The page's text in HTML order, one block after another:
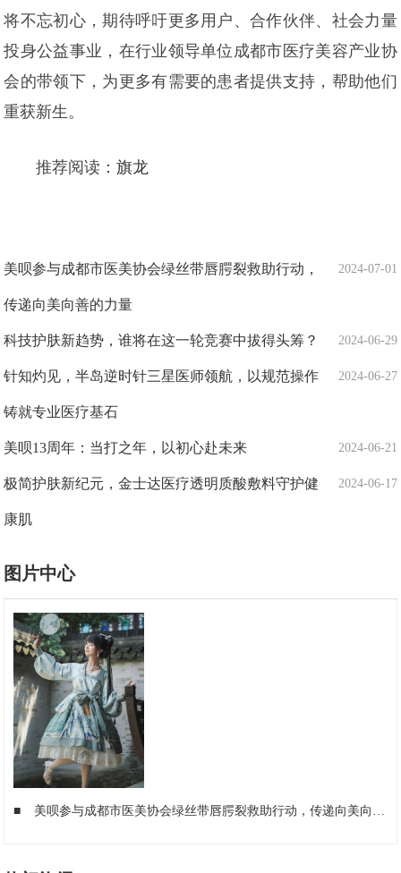
将不忘初心，期待呼吁更多用户、合作伙伴、社会力量
投身公益事业，在行业领导单位成都市医疗美容产业协
会的带领下，为更多有需要的患者提供支持，帮助他们
重获新生。
推荐阅读：旗龙
2024-07-01
美呗参与成都市医美协会绿丝带唇腭裂救助行动，
传递向美向善的力量
2024-06-29
科技护肤新趋势，谁将在这一轮竞赛中拔得头筹？
2024-06-27
针知灼见，半岛逆时针三星医师领航，以规范操作
铸就专业医疗基石
2024-06-21
美呗13周年：当打之年，以初心赴未来
2024-06-17
极简护肤新纪元，金士达医疗透明质酸敷料守护健
康肌
图片中心
■ 美呗参与成都市医美协会绿丝带唇腭裂救助行动，传递向美向善的力量